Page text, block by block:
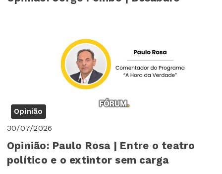
Opinião
30/07/2026
Opinião: Paulo Rosa | Entre o teatro
político e o extintor sem carga